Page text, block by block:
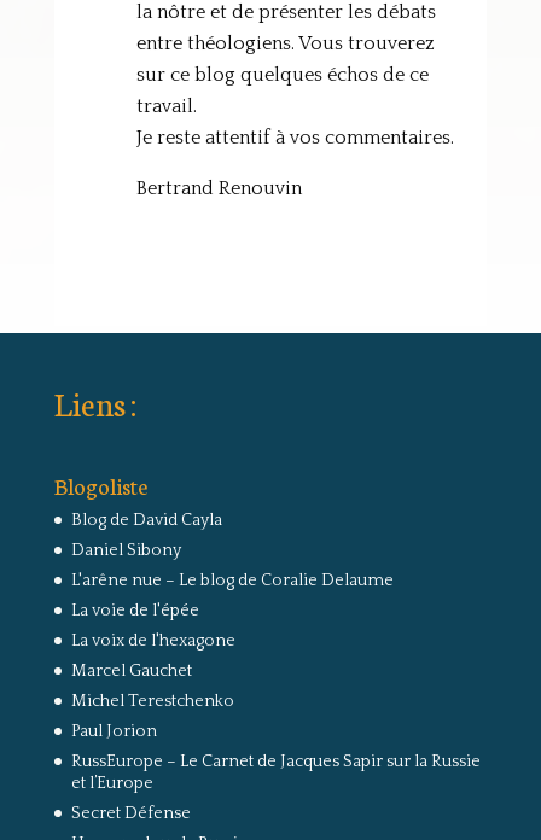
la nôtre et de présenter les débats
entre théologiens. Vous trouverez
sur ce blog quelques échos de ce
travail.
Je reste attentif à vos commentaires.
Bertrand Renouvin
Liens :
Blogoliste
Blog de David Cayla
Daniel Sibony
L'arêne nue – Le blog de Coralie Delaume
La voie de l'épée
La voix de l'hexagone
Marcel Gauchet
Michel Terestchenko
Paul Jorion
RussEurope – Le Carnet de Jacques Sapir sur la Russie
et l’Europe
Secret Défense